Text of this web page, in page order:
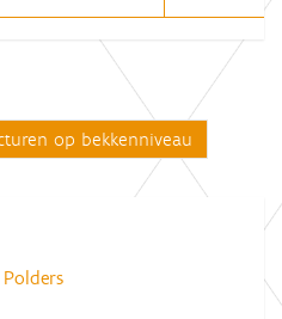
op bekkenniveau